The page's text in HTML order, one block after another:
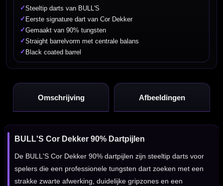
✓Steeltip darts van BULL'S
✓ Eerste signature dart van Cor Dekker
✓Gemaakt van 90% tungsten
✓Straight barrelvorm met centrale balans
✓ Black coated barrel
Omschrijving Afbeeldingen
BULL'S Cor Dekker 90% Dartpijlen
De BULL'S Cor Dekker 90% dartpijlen zijn steeltip darts voor
spelers die een professionele tungsten dart zoeken met een
strakke zwarte afwerking, duidelijke gripzones en een